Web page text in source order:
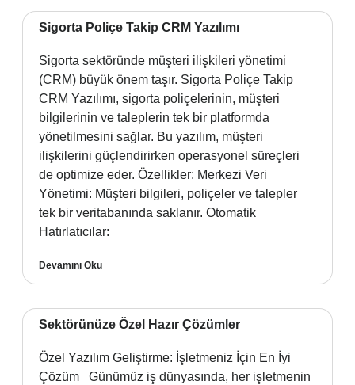
Sigorta Poliçe Takip CRM Yazılımı
Sigorta sektöründe müşteri ilişkileri yönetimi
(CRM) büyük önem taşır. Sigorta Poliçe Takip
CRM Yazılımı, sigorta poliçelerinin, müşteri
bilgilerinin ve taleplerin tek bir platformda
yönetilmesini sağlar. Bu yazılım, müşteri
ilişkilerini güçlendirirken operasyonel süreçleri
de optimize eder. Özellikler: Merkezi Veri
Yönetimi: Müşteri bilgileri, poliçeler ve talepler
tek bir veritabanında saklanır. Otomatik
Hatırlatıcılar:
Devamını Oku
Sektörünüze Özel Hazır Çözümler
Özel Yazılım Geliştirme: İşletmeniz İçin En İyi
Çözüm Günümüz iş dünyasında, her işletmenin